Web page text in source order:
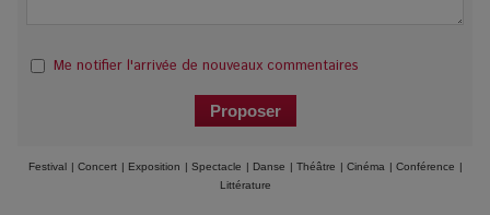
Me notifier l'arrivée de nouveaux commentaires
Festival | Concert | Exposition | Spectacle | Danse | Théâtre | Cinéma | Conférence |
Littérature